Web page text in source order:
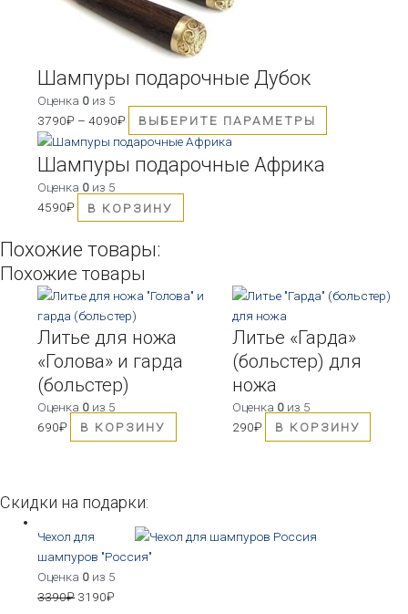
Шампуры подарочные Дубок
Оценка 0 из 5
3790₽ –4090₽ ВЫБЕРИТЕ ПАРАМЕТРЫ
Шампуры подарочные Африка
Оценка 0 из 5
4590₽ В КОРЗИНУ
Похожие товары:
Похожие товары
Литье для ножа
«Голова» и гарда
(больстер)
Оценка 0 из 5
690₽ В КОРЗИНУ
Литье «Гарда»
(больстер) для
ножа
Оценка 0из 5
290₽ В КОРЗИНУ
Скидки на подарки:
Чехол для
шампуров "Россия"
Оценка 0 из 5
3390₽ 3190₽